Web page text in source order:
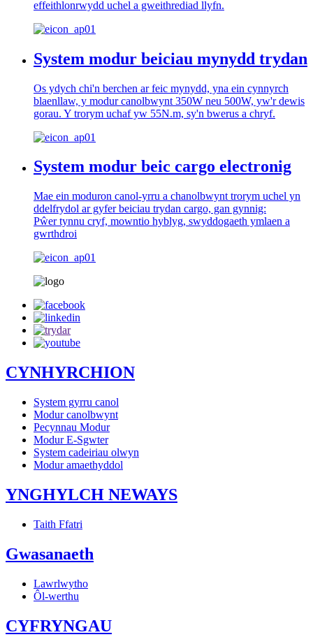
effeithlonrwydd uchel a gweithrediad llyfn.
System modur beiciau mynydd trydan
Os ydych chi'n berchen ar feic mynydd, yna ein cynnyrch
blaenllaw, y modur canolbwynt 350W neu 500W, yw'r dewis
gorau. Y trorym uchaf yw 55N.m, sy'n bwerus a chryf.
System modur beic cargo electronig
Mae ein moduron canol-yrru a chanolbwynt trorym uchel yn
ddelfrydol ar gyfer beiciau trydan cargo, gan gynnig:
Pŵer tynnu cryf, mowntio hyblyg, swyddogaeth ymlaen a
gwrthdroi
CYNHYRCHION
System gyrru canol
Modur canolbwynt
Pecynnau Modur
Modur E-Sgwter
System cadeiriau olwyn
Modur amaethyddol
YNGHYLCH NEWAYS
Taith Ffatri
Gwasanaeth
Lawrlwytho
Ôl-werthu
CYFRYNGAU